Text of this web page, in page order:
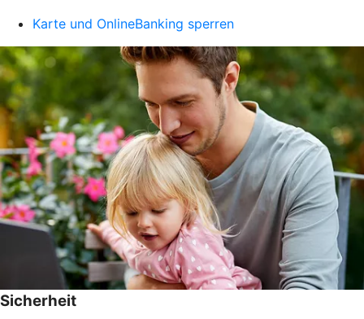
Karte und OnlineBanking sperren
Sicherheit